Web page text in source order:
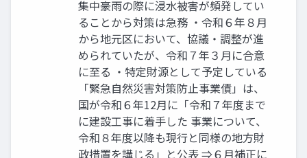
集中豪雨の際に浸水被害が頻発してい
ることから対策は急務 ・令和６年８月
から地元区において、協議・調整が進
められていたが、令和７年３月に合意
に至る ・特定財源として予定している
「緊急自然災害対策防止事業債」は、
国が令和６年12月に「令和７年度まで
に建設工事に着手した 事業について、
令和８年度以降も現行と同様の地方財
政措置を講じる」と公表 ⇒６月補正に